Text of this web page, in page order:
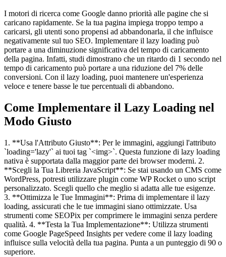
I motori di ricerca come Google danno priorità alle pagine che si
caricano rapidamente. Se la tua pagina impiega troppo tempo a
caricarsi, gli utenti sono propensi ad abbandonarla, il che influisce
negativamente sul tuo SEO. Implementare il lazy loading può
portare a una diminuzione significativa del tempo di caricamento
della pagina. Infatti, studi dimostrano che un ritardo di 1 secondo nel
tempo di caricamento può portare a una riduzione del 7% delle
conversioni. Con il lazy loading, puoi mantenere un'esperienza
veloce e tenere basse le tue percentuali di abbandono.
Come Implementare il Lazy Loading nel
Modo Giusto
1. **Usa l'Attributo Giusto**: Per le immagini, aggiungi l'attributo
`loading='lazy'` ai tuoi tag `<img>`. Questa funzione di lazy loading
nativa è supportata dalla maggior parte dei browser moderni. 2.
**Scegli la Tua Libreria JavaScript**: Se stai usando un CMS come
WordPress, potresti utilizzare plugin come WP Rocket o uno script
personalizzato. Scegli quello che meglio si adatta alle tue esigenze.
3. **Ottimizza le Tue Immagini**: Prima di implementare il lazy
loading, assicurati che le tue immagini siano ottimizzate. Usa
strumenti come SEOPix per comprimere le immagini senza perdere
qualità. 4. **Testa la Tua Implementazione**: Utilizza strumenti
come Google PageSpeed Insights per vedere come il lazy loading
influisce sulla velocità della tua pagina. Punta a un punteggio di 90 o
superiore.